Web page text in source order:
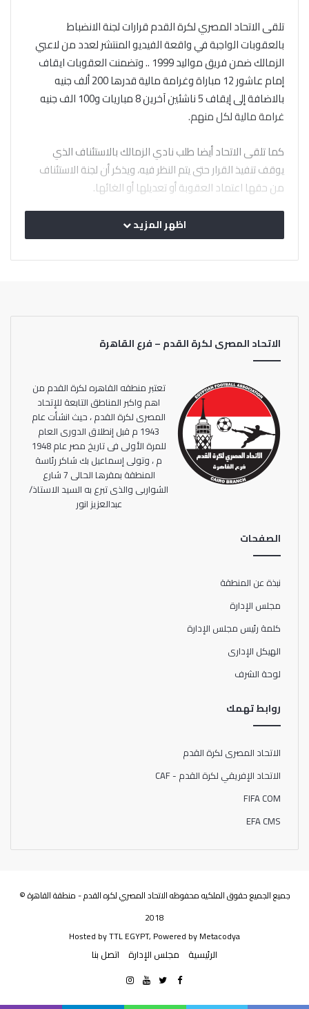
تلقى الاتحاد المصري لكرة القدم قرارات لجنة الانضباط
بالعقوبات الواجبة في واقعة الفيديو المنتشر لعدد من لاعبي
الزمالك ضمن فريق مواليد 1999 .. وتضمنت العقوبات ايقاف
إمام عاشور 12 مباراة وغرامة مالية قدرها 200 ألف جنيه
بالاضافة إلى إيقاف 5 ناشئين آخرين 8 مباريات و100 الف جنيه
غرامة مالية لكل منهم.
كما تلقى الاتحاد أيضا طلب نادي الزمالك بالاستئناف الذي
يوقف تنفيذ القرار حتى يتم النظر فيه، ويذكر أن لجنة الاستئناف
من حقها اعتماد العقوبة أو تعديلها أو الغائها.
اظهر المزيد
الاتحاد المصرى لكرة القدم – فرع القاهرة
تعتبر منطقه القاهره لكرة القدم من
اهم واكبر المناطق التابعة للإتحاد
المصرى لكرة القدم ، حيث انشأت عام
1943 م قبل إنطلاق الدورى العام
للمرة الأولى فى تاريخ مصر عام 1948
م ، وتولى إسماعيل بك شاكر رئاسة
المنطقة بمقرها الحالى 7 شارع
الشواربى والذى تبرع به السيد الاستاذ/
عبدالعزيز انور
الصفحات
نبذة عن المنطقة
مجلس الإدارة
كلمة رئيس مجلس الإدارة
الهيكل الإدارى
لوحة الشرف
روابط تهمك
الاتحاد المصرى لكرة القدم
الاتحاد الإفريقي لكرة القدم - CAF
FIFA COM
EFA CMS
جميع الجميع حقوق الملكيه محفوظه الاتحاد المصري لكره القدم - منطقة القاهرة ©
2018
Hosted byTTL EGYPT, Powered byMetacodya
الرئيسية مجلس الإدارة اتصل بنا